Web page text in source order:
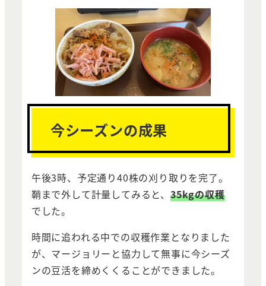
今シーズンの成果
午後3時、予定通り40株の刈り取りを完了。
鞘まで外して計量してみると、 35kgの収穫
でした。
時間に追われる中での収穫作業となりました
が、マージョリーと協力して無事に今シーズ
ンの豆活を締めくくることができました。